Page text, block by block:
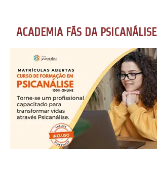
ACADEMIA FÃS DA PSICANÁLISE